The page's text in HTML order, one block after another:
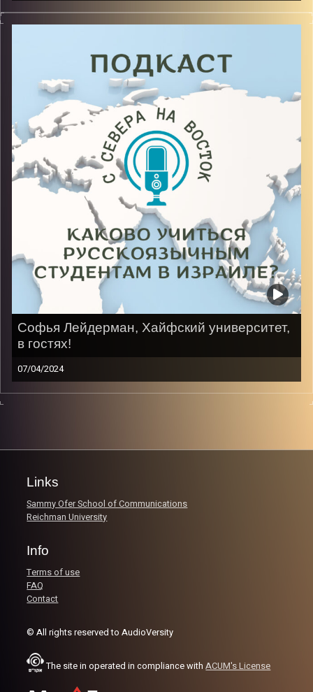
Московский стиль жизни, горячая восточная кровь,
английский диплом! Все это про нее – студентку
компьютерных наук, которая знает, как на самом
деле учиться любители чая в 5 вечера!
Image Credits:AudioVersity
Софья Лейдерман, Хайфский университет,
в гостях!
07/04/2024
СЭЛА, армия, 2 мехины и наконец факультет
Links
Sammy Ofer School of Communications
Reichman University
Info
Terms of use
FAQ
Contact
© All rights reserved to AudioVersity
The site in operated in compliance withACUM's License